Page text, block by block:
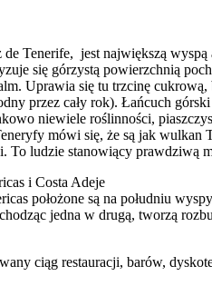
de Tenerife, jest największą
się górzystą powierzchnią
Uprawia się tu trzcinę
przez cały rok). Łańcuch
niewiele roślinności,
mówi się, że są jak
To ludzie stanowiący prawdziwą
i Costa Adeje
położone są na południu
jedna w drugą, tworzą
ciąg restauracji, barów,